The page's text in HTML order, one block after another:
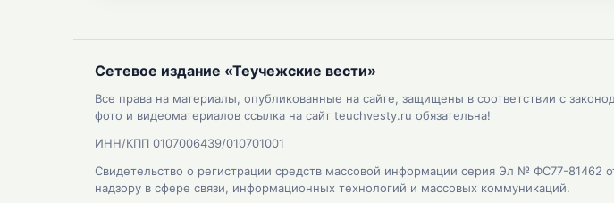
Сетевое издание «Теучежские вести»
Все права на материалы, опубликованные на сайте, защищены в соответствии с
фото и видеоматериалов ссылка на сайт teuchvesty.ru обязательна!
ИНН/КПП 0107006439/010701001
Свидетельство о регистрации средств массовой информации серия Эл № ФС77-81462
надзору в сфере связи, информационных технологий и массовых коммуникаций.